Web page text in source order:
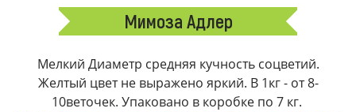
Мимоза Адлер
Мелкий Диаметр средняя кучность соцветий.
Желтый цвет не выражено яркий. В 1кг - от 8-
10веточек. Упаковано в коробке по 7 кг.